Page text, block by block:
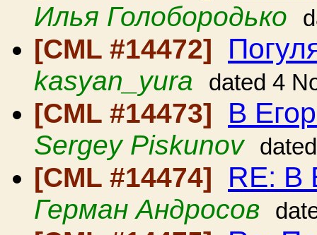
Илья Голобородько
[CML #14472]
kasyan_yura dated 4
[CML #14473] В
Sergey Piskunov
[CML #14474] RE: В
Герман Андросов